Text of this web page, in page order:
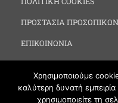
ΠΡΟΣΤΑΣΙΑ
ΕΠΙΚΟΙΝΩΝΙΑ
Χρησιμοποιούμε
καλύτερη δυνατή
χρησιμοποιείτε τη